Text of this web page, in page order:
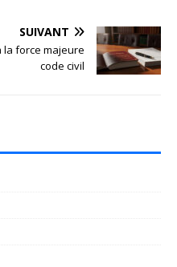
SUIVANT
la force majeure
code civil